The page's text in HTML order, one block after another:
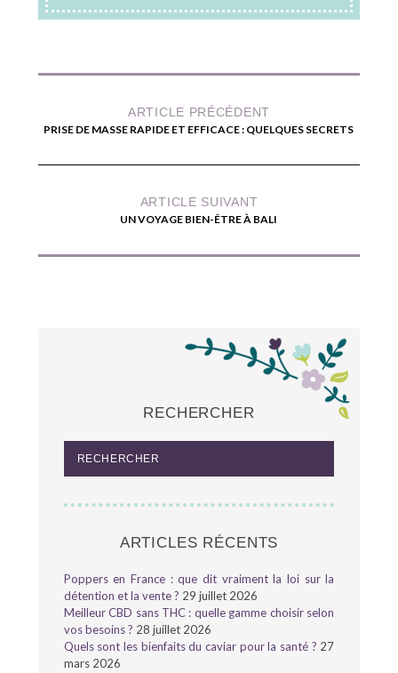
ARTICLE PRÉCÉDENT
PRISE DE MASSE RAPIDE ET EFFICACE : QUELQUES SECRETS
ARTICLE SUIVANT
UN VOYAGE BIEN-ÊTRE À BALI
RECHERCHER
ARTICLES RÉCENTS
Poppers en France : que dit vraiment la loi sur la
détention et la vente ? 29 juillet 2026
Meilleur CBD sans THC : quelle gamme choisir selon
vos besoins ? 28 juillet 2026
Quels sont les bienfaits du caviar pour la santé ? 27
mars 2026